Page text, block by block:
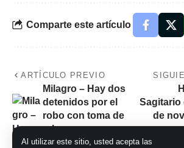
Al utilizar este sitio, usted acepta las
Comparte este artículo
ARTÍCULO PREVIO
Milagro – Hay dos
detenidos por el
robo con toma de
rehenes
Sagitario
de